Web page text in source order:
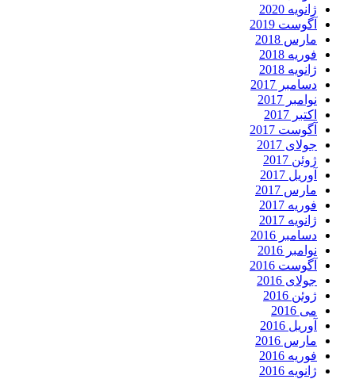
ژانویه 2020
آگوست 2019
مارس 2018
فوریه 2018
ژانویه 2018
دسامبر 2017
نوامبر 2017
اکتبر 2017
آگوست 2017
جولای 2017
ژوئن 2017
آوریل 2017
مارس 2017
فوریه 2017
ژانویه 2017
دسامبر 2016
نوامبر 2016
آگوست 2016
جولای 2016
ژوئن 2016
می 2016
آوریل 2016
مارس 2016
فوریه 2016
ژانویه 2016